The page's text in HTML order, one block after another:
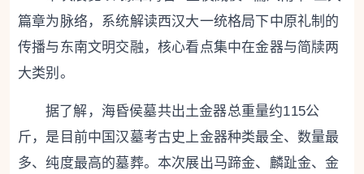
篇章为脉络，系统解读西汉大一统格局下中原礼制的
传播与东南文明交融，核心看点集中在金器与简牍两
大类别。
据了解，海昏侯墓共出土金器总重量约115公
斤，是目前中国汉墓考古史上金器种类最全、数量最
多、纯度最高的墓葬。本次展出马蹄金、麟趾金、金